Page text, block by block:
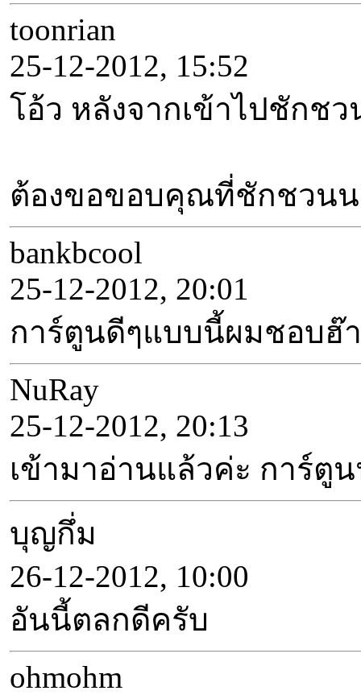
toonrian
25-12-2012, 15:52
โอ้ว หลังจากเข้าไปชักช
ต้องขอขอบคุณที่ชักชวนน
bankbcool
25-12-2012, 20:01
การ์ตูนดีๆแบบนี้ผมชอบฮ๊
NuRay
25-12-2012, 20:13
เข้ามาอ่านแล้วค่ะ การ์ตู
บุญกึ่ม
26-12-2012, 10:00
อันนี้ตลกดีครับ
ohmohm